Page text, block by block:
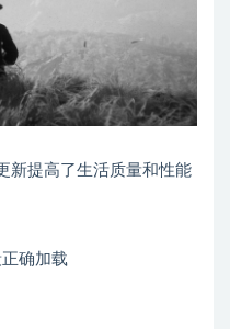
新提高了生活质量和性能
确加载